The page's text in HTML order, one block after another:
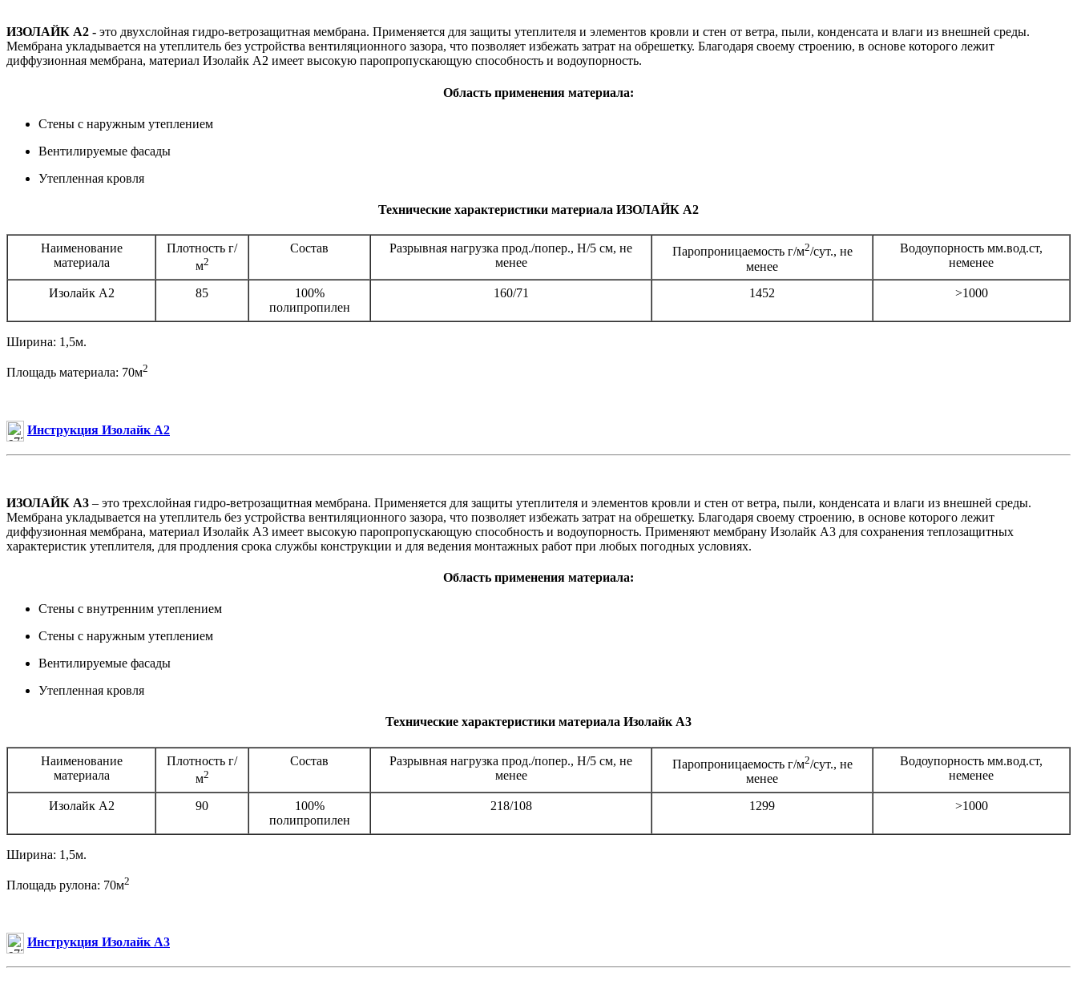
ИЗОЛАЙК А2 - это двухслойная гидро-ветрозащитная мембрана. Применяется для защиты утеплителя и элементов кровли и стен от ветра, пыли, конденсата и влаги из внешней среды.
Мембрана укладывается на утеплитель без устройства вентиляционного зазора, что позволяет избежать затрат на обрешетку. Благодаря своему строению, в основе которого лежит
диффузионная мембрана, материал Изолайк А2 имеет высокую паропропускающую способность и водоупорность.
Область применения материала:
Стены с наружным утеплением
Вентилируемые фасады
Утепленная кровля
Технические характеристики материала ИЗОЛАЙК А2
Наименование
материала
Плотность г/
м2
Состав
Разрывная нагрузка прод./попер., Н/5 см, не
менее
Паропроницаемость г/м2/сут., не
менее
Водоупорность мм.вод.ст,
неменее
Изолайк А2 85
100%
полипропилен
160/71 1452 >1000
Ширина: 1,5м.
Площадь материала: 70м2
Инструкция Изолайк А2
ИЗОЛАЙК А3 – это трехслойная гидро-ветрозащитная мембрана. Применяется для защиты утеплителя и элементов кровли и стен от ветра, пыли, конденсата и влаги из внешней среды.
Мембрана укладывается на утеплитель без устройства вентиляционного зазора, что позволяет избежать затрат на обрешетку. Благодаря своему строению, в основе которого лежит
диффузионная мембрана, материал Изолайк А3 имеет высокую паропропускающую способность и водоупорность. Применяют мембрану Изолайк А3 для сохранения теплозащитных
характеристик утеплителя, для продления срока службы конструкции и для ведения монтажных работ при любых погодных условиях.
Область применения материала:
Стены с внутренним утеплением
Стены с наружным утеплением
Вентилируемые фасады
Утепленная кровля
Технические характеристики материала Изолайк А3
Наименование
материала
Плотность г/
м2
Состав
Разрывная нагрузка прод./попер., Н/5 см, не
менее
Паропроницаемость г/м2/сут., не
менее
Водоупорность мм.вод.ст,
неменее
Изолайк А2 90
100%
полипропилен
218/108 1299 >1000
Ширина: 1,5м.
Площадь рулона: 70м2
Инструкция Изолайк А3